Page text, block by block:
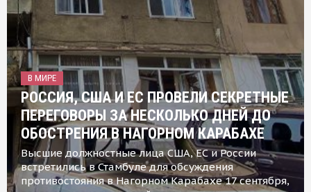
В МИРЕ
РОССИЯ, США И ЕС ПРОВЕЛИ СЕКРЕТНЫЕ
ПЕРЕГОВОРЫ ЗА НЕСКОЛЬКО ДНЕЙ ДО
ОБОСТРЕНИЯ В НАГОРНОМ КАРАБАХЕ
Высшие должностные лица США, ЕС и России
встретились в Стамбуле для обсуждения
противостояния в Нагорном Карабахе 17 сентября,